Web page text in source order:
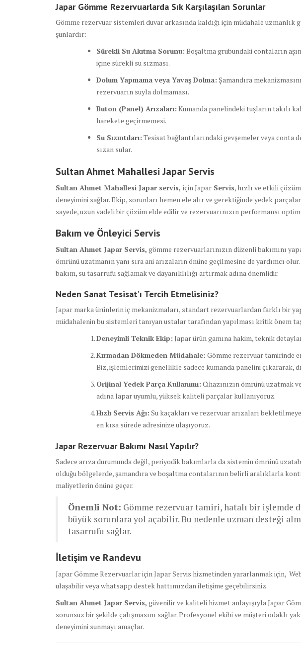
Japar Gömme Rezervuarlarda Sık Karşılaşılan Sorunlar
Gömme rezervuar sistemleri duvar arkasında kaldığı için müdahale uzmanlık
şunlardır:
Sürekli Su Akıtma Sorunu: Boşaltma grubundaki contaların
içine sürekli su sızması.
Dolum Yapmama veya Yavaş Dolma: Şamandıra
rezervuarın suyla dolmaması.
Buton (Panel) Arızaları: Kumanda panelindeki tuşların takılı
harekete geçirmemesi.
Su Sızıntıları: Tesisat bağlantılarındaki gevşemeler veya conta
sızan sular.
Sultan Ahmet Mahallesi Japar Servis
Sultan Ahmet Mahallesi Japar servis, için Japar Servis, hızlı ve etkili
deneyimini sağlar. Ekip, sorunları hemen ele alır ve gerektiğinde yedek
sayede, uzun vadeli bir çözüm elde edilir ve rezervuarınızın performansı
Bakım ve Önleyici Servis
Sultan Ahmet Japar Servis, gömme rezervuarlarınızın düzenli bakımını
ömrünü uzatmanın yanı sıra ani arızaların önüne geçilmesine de yardımcı
bakım, su tasarrufu sağlamak ve dayanıklılığı artırmak adına önemlidir.
Neden Sanat Tesisat’ı Tercih Etmelisiniz?
Japar marka ürünlerin iç mekanizmaları, standart rezervuarlardan farklı bir
müdahalenin bu sistemleri tanıyan ustalar tarafından yapılması kritik önem
Deneyimli Teknik Ekip: Japar ürün gamına hakim, teknik
Kırmadan Dökmeden Müdahale: Gömme rezervuar tamirinde
Biz, işlemlerimizi genellikle sadece kumanda panelini çıkararak,
Orijinal Yedek Parça Kullanımı: Cihazınızın ömrünü uzatmak
adına Japar uyumlu, yüksek kaliteli parçalar kullanıyoruz.
Hızlı Servis Ağı: Su kaçakları ve rezervuar arızaları
en kısa sürede adresinize ulaşıyoruz.
Japar Rezervuar Bakımı Nasıl Yapılır?
Sadece arıza durumunda değil, periyodik bakımlarla da sistemin ömrünü
olduğu bölgelerde, şamandıra ve boşaltma contalarının belirli aralıklarla
maliyetlerin önüne geçer.
Önemli Not: Gömme rezervuar tamiri, hatalı bir işlemde
büyük sorunlara yol açabilir. Bu nedenle uzman desteği
tasarrufu sağlar.
İletişim ve Randevu
Japar Gömme Rezervuarlar için Japar Servis hizmetinden yararlanmak için,
ulaşabilir veya whatsapp destek hattımızdan iletişime geçebilirsiniz.
Sultan Ahmet Japar Servis, güvenilir ve kaliteli hizmet anlayışıyla Japar
sorunsuz bir şekilde çalışmasını sağlar. Profesyonel ekibi ve müşteri odaklı
deneyimini sunmayı amaçlar.